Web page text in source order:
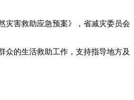
灾害救助应急预案》，省减灾委员会
众的生活救助工作，支持指导地方及